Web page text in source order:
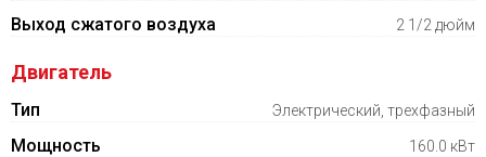
Выход сжатого воздуха 2 1/2 дюйм
Двигатель
Тип Электрический, трехфазный
Мощность 160.0 кВт